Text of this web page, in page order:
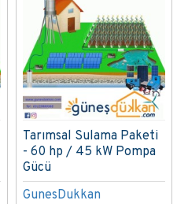
GunesDukkan
Tarımsal Sulama Paketi
- 60 hp / 45 kW Pompa
Gücü